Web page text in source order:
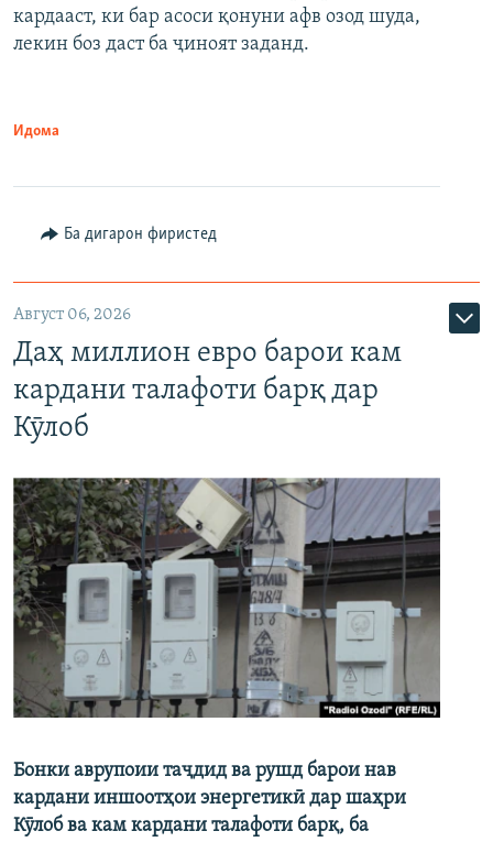
кардааст, ки бар асоси қонуни афв озод шуда,
лекин боз даст ба ҷиноят заданд.
Идома
Ба дигарон фиристед
Август 06, 2026
Даҳ миллион евро барои кам
кардани талафоти барқ дар
Кӯлоб
Бонки аврупоии таҷдид ва рушд барои нав
кардани иншоотҳои энергетикӣ дар шаҳри
Кӯлоб ва кам кардани талафоти барқ, ба